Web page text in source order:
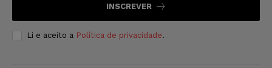
INSCREVER
Li e aceito a Política de privacidade.